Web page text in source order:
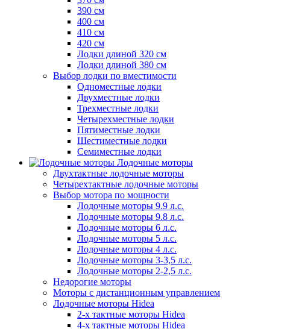
390 см
400 см
410 см
420 см
Лодки длиной 320 см
Лодки длиной 380 см
Выбор лодки по вместимости
Одноместные лодки
Двухместные лодки
Трехместные лодки
Четырехместные лодки
Пятиместные лодки
Шестиместные лодки
Семиместные лодки
Лодочные моторы
Двухтактные лодочные моторы
Четырехтактные лодочные моторы
Выбор мотора по мощности
Лодочные моторы 9.9 л.с.
Лодочные моторы 9.8 л.с.
Лодочные моторы 6 л.с.
Лодочные моторы 5 л.с.
Лодочные моторы 4 л.с.
Лодочные моторы 3-3,5 л.с.
Лодочные моторы 2-2,5 л.с.
Недорогие моторы
Моторы с дистанционным управлением
Лодочные моторы Hidea
2-х тактные моторы Hidea
4-х тактные моторы Hidea